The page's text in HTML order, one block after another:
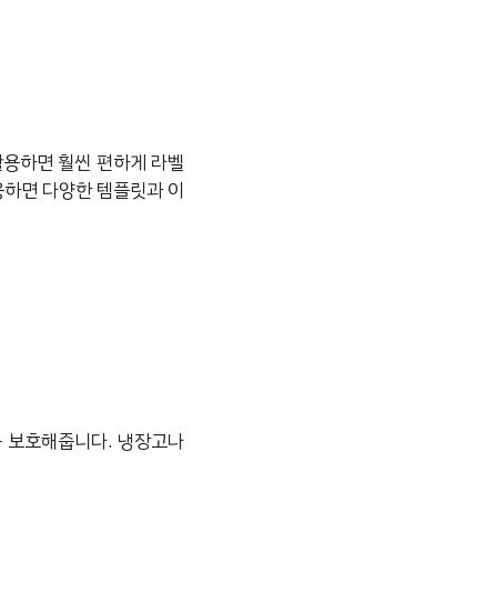
하면 훨씬 편하게 라벨
면 다양한 템플릿과 이
호해줍니다. 냉장고나